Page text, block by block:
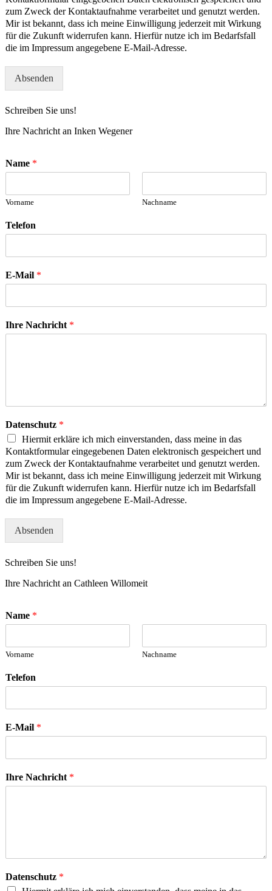
zum Zweck der Kontaktaufnahme verarbeitet und genutzt werden.
Mir ist bekannt, dass ich meine Einwilligung jederzeit mit Wirkung
für die Zukunft widerrufen kann. Hierfür nutze ich im Bedarfsfall
die im Impressum angegebene E-Mail-Adresse.
Absenden
Schreiben Sie uns!
Ihre Nachricht an Inken Wegener
Name *
Vorname Nachname
Telefon
E-Mail *
Ihre Nachricht *
Datenschutz *
Hiermit erkläre ich mich einverstanden, dass meine in das
Kontaktformular eingegebenen Daten elektronisch gespeichert und
zum Zweck der Kontaktaufnahme verarbeitet und genutzt werden.
Mir ist bekannt, dass ich meine Einwilligung jederzeit mit Wirkung
für die Zukunft widerrufen kann. Hierfür nutze ich im Bedarfsfall
die im Impressum angegebene E-Mail-Adresse.
Absenden
Schreiben Sie uns!
Ihre Nachricht an Cathleen Willomeit
Name *
Vorname Nachname
Telefon
E-Mail *
Ihre Nachricht *
Datenschutz *